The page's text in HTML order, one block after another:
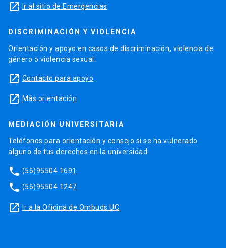
launch Ir al sitio de Emergencias
DISCRIMINACIÓN Y VIOLENCIA
Orientación y apoyo en casos de discriminación, violencia de
género o violencia sexual.
launch Contacto para apoyo
launch Más orientación
MEDIACIÓN UNIVERSITARIA
Teléfonos para orientación y consejo si se ha vulnerado
alguno de tus derechos en la universidad.
phone (56)95504 1691
phone (56)95504 1247
launch Ir a la Oficina de Ombuds UC